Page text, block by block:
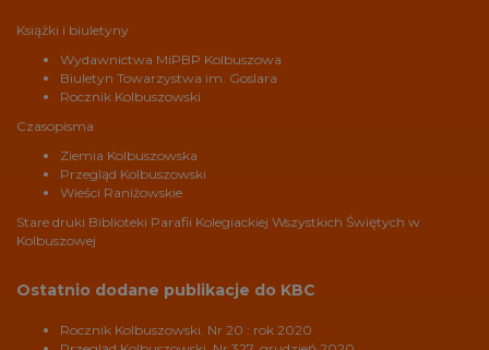
Książki i biuletyny
Wydawnictwa MiPBP Kolbuszowa
Biuletyn Towarzystwa im. Goslara
Rocznik Kolbuszowski
Czasopisma
Ziemia Kolbuszowska
Przegląd Kolbuszowski
Wieści Raniżowskie
Stare druki Biblioteki Parafii Kolegiackiej Wszystkich Świętych w
Kolbuszowej
Ostatnio dodane publikacje do KBC
Rocznik Kolbuszowski. Nr 20 : rok 2020